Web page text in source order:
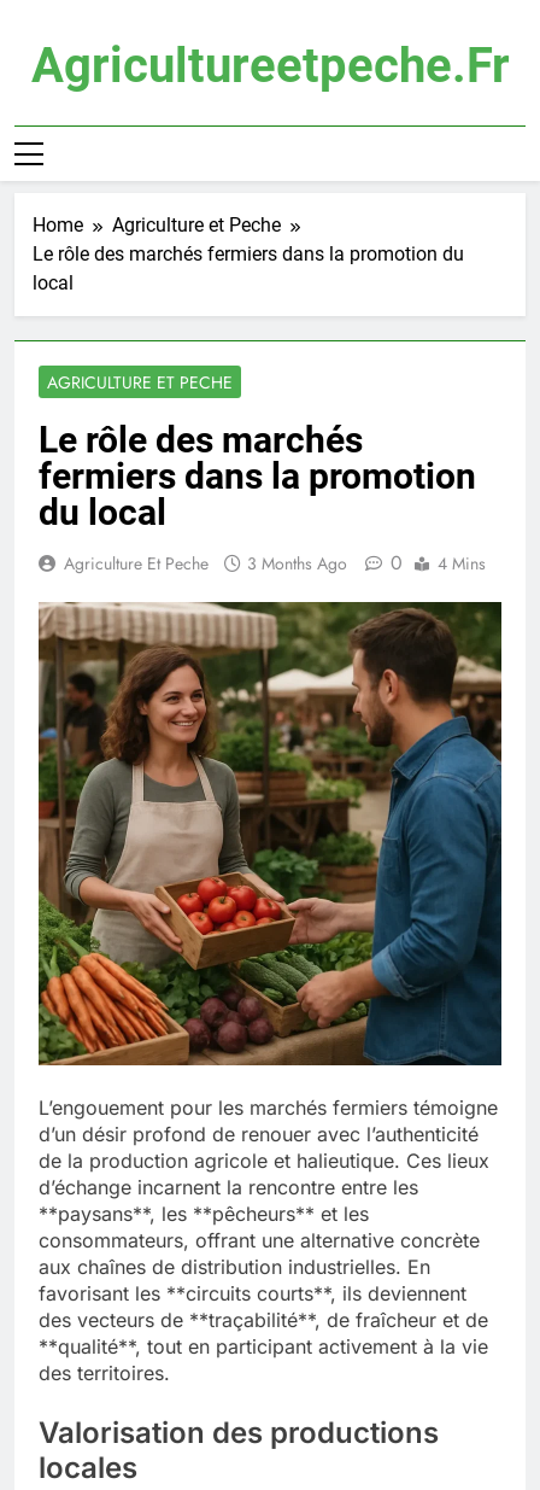
contentAgricultureetpeche.fr
Home
Agriculture et Peche
Le rôle des marchés fermiers dans la promotion du
local
AGRICULTURE ET PECHE
Le rôle des marchés
fermiers dans la promotion
du local
Agriculture Et Peche 3 Months Ago 0 4 Mins
L’engouement pour les marchés fermiers témoigne
d’un désir profond de renouer avec l’authenticité
de la production agricole et halieutique. Ces lieux
d’échange incarnent la rencontre entre les
**paysans**, les **pêcheurs** et les
consommateurs, offrant une alternative concrète
aux chaînes de distribution industrielles. En
favorisant les **circuits courts**, ils deviennent
des vecteurs de **traçabilité**, de fraîcheur et de
**qualité**, tout en participant activement à la vie
des territoires.
Valorisation des productions
locales